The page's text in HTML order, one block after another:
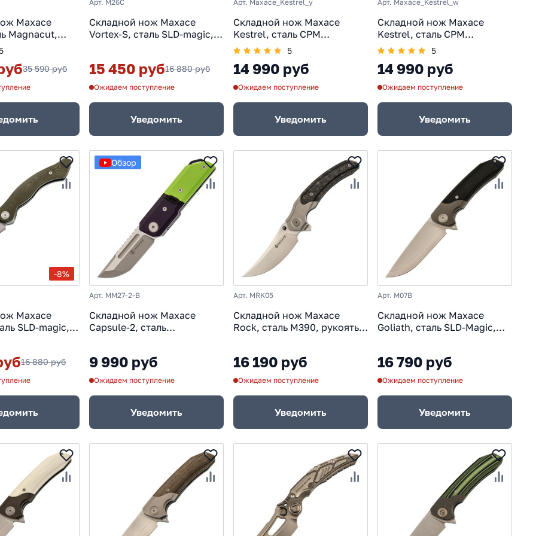
Maxace
Magnacut,
5
35 590 руб
Арт. M26C
Складной нож Maxace
Vortex-S, сталь SLD-magic,
15 450 руб16 880 руб
Ожидаем поступление
Уведомить
Арт. Maxace_Kestrel_y
Складной нож Maxace
Kestrel, сталь CPM
MagnaCut, желтый
5
14 990 руб
Ожидаем поступление
Уведомить
Арт. Maxace_Kestrel_w
Складной нож Maxace
Kestrel, сталь CPM
MagnaCut, белый
5
14 990 руб
Ожидаем поступление
Уведомить
-8%
Maxace
SLD-magic,
16 880 руб
Обзор
Арт. MM27-2-B
Складной нож Maxace
Capsule-2, сталь
9 990 руб
Ожидаем поступление
Уведомить
Арт. MRK05
Складной нож Maxace
Rock, сталь M390, рукоять
16 190 руб
Ожидаем поступление
Уведомить
Арт. M07B
Складной нож Maxace
Goliath, cталь SLD-Magic,
16 790 руб
Ожидаем поступление
Уведомить